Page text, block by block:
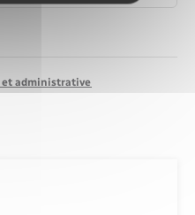
et administrative